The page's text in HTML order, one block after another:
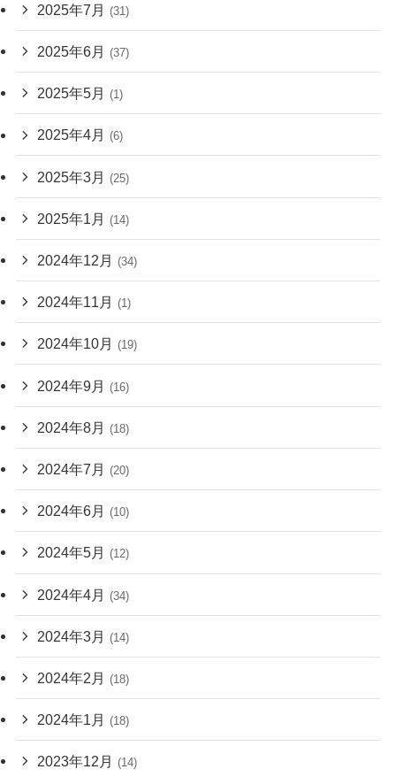
2025年7月 (31)
2025年6月 (37)
2025年5月 (1)
2025年4月 (6)
2025年3月 (25)
2025年1月 (14)
2024年12月 (34)
2024年11月 (1)
2024年10月 (19)
2024年9月 (16)
2024年8月 (18)
2024年7月 (20)
2024年6月 (10)
2024年5月 (12)
2024年4月 (34)
2024年3月 (14)
2024年2月 (18)
2024年1月 (18)
2023年12月 (14)